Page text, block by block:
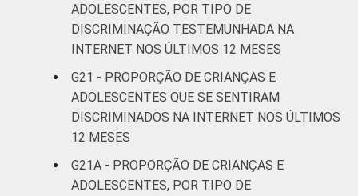
ADOLESCENTES, POR TIPO DE
DISCRIMINAÇÃO TESTEMUNHADA NA
INTERNET NOS ÚLTIMOS 12 MESES
G21 - PROPORÇÃO DE CRIANÇAS E
ADOLESCENTES QUE SE SENTIRAM
DISCRIMINADOS NA INTERNET NOS ÚLTIMOS
12 MESES
G21A - PROPORÇÃO DE CRIANÇAS E
ADOLESCENTES, POR TIPO DE